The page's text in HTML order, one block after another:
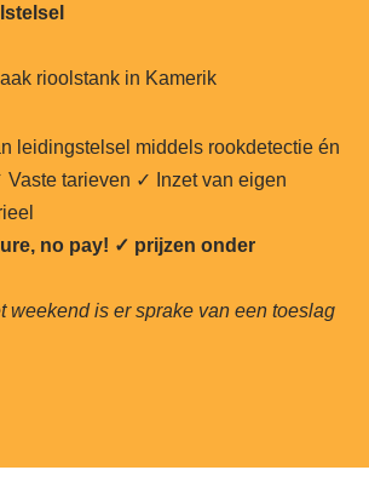
rioolstank in Kamerik
leidingstelsel middels rookdetectie én
tarieven ✓ Inzet van eigen
no pay! ✓ prijzen onder
weekend is er sprake van een toeslag